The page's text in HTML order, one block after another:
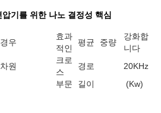
기를 위한 나노 결정성 핵심
경우
효과
적인
평균 중량
강화합
니다
차원
크로
스
경로
20KHz
부문
길이
(Kw)